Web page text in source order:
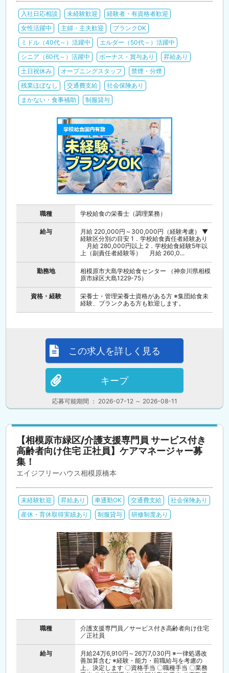
入社日応相談 未経験歓迎
経験者・有資格者歓迎
女性活躍中
主婦・主夫歓迎
ブランクOK
ミドル（40代～）活躍中
エルダー（50代～）活躍中
シニア（60代～）活躍中
ボーナス・賞与あり
昇給あり
土日祝休み
オープニングスタッフ
禁煙・分煙
残業ほぼなし
交通費支給
社会保険あり
まかない・食事補助
制服貸与
職種 学校給食の栄養士（調理業務）
給与
月給 220,000円～300,000円（経験考慮） ▼
経験区分別の目安 1．学校給食責任者経験あり
月給 280,000円以上 2．学校給食経験5年以
上（副責任者経験等） 月給 260,0...
勤務地
相模原市大島学校給食センター （神奈川県相模
原市緑区大島1229-75）
資格・経験
栄養士・管理栄養士資格がある方 ※集団給食未
経験、ブランクある方も歓迎します。
応募可能期間 ： 2026-07-12 ～ 2026-08-11
この求人を詳しく見る
キープ
【相模原市緑区/介護支援専門員 サービス付き
高齢者向け住宅 正社員】ケアマネージャー募
集！
エイジフリーハウス相模原橋本
未経験歓迎 昇給あり 車通勤OK 交通費支給
社会保険あり
産休・育休取得実績あり
制服貸与 研修制度あり
職種
介護支援専門員／サービス付き高齢者向け住宅
／正社員
給与
月給24万6,910円～26万7,030円 ※一律処遇改
善加算含む ※経験・能力・前職給与を考慮の
上、決定します 〇資格手当 〇職種手当 〇業務